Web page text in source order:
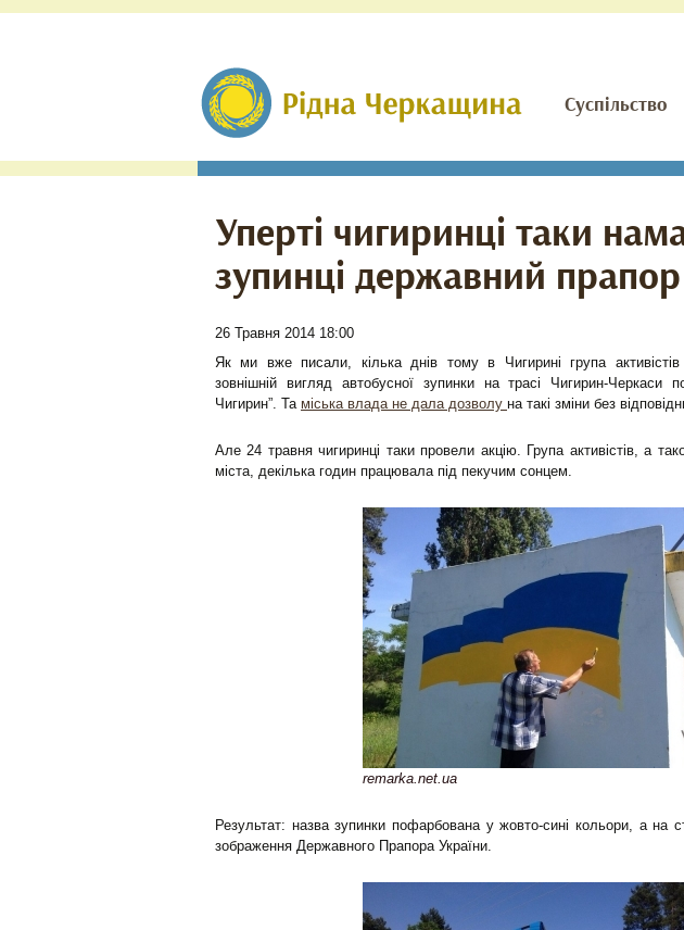
Суспільство
Уперті чигиринці таки
зупинці державний
26 Травня 2014 18:00
Як ми вже писали, кілька днів тому в Чигирині група
зовнішній вигляд автобусної зупинки на трасі Чигирин-Черкаси
Чигирин”. Та міська влада не дала дозволу на такі зміни без
Але 24 травня чигиринці таки провели акцію. Група активістів, а
міста, декілька годин працювала під пекучим сонцем.
remarka.net.ua
Результат: назва зупинки пофарбована у жовто-сині кольори, а на
зображення Державного Прапора України.